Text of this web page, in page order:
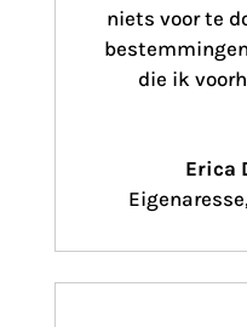
niets voor te
die ik
Erica
Eigenaresse